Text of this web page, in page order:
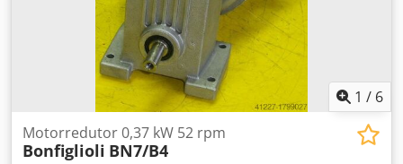
1 / 6
Motorredutor 0,37 kW 52 rpm
Bonfiglioli BN7/B4